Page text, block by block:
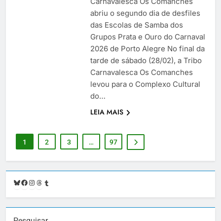
abriu o segundo dia de desfiles
das Escolas de Samba dos
Grupos Prata e Ouro do Carnaval
2026 de Porto Alegre No final da
tarde de sábado (28/02), a Tribo
Carnavalesca Os Comanches
levou para o Complexo Cultural
do…
LEIA MAIS
1 2 3 … 97
Bluesky
Facebook
Instagram
Threads